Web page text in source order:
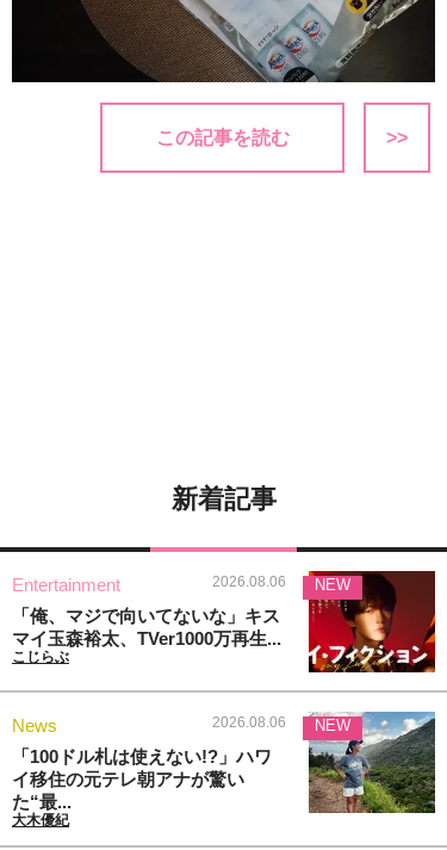
この記事を読む >>
新着記事
Entertainment 2026.08.06
「俺、マジで向いてないな」キス
マイ玉森裕太、TVer1000万再生...
こじらぶ
NEW
News 2026.08.06
「100ドル札は使えない!?」ハワ
イ移住の元テレ朝アナが驚い
た“最...
大木優紀
NEW